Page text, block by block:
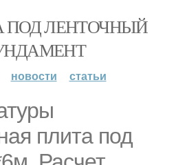
ПОД ЛЕНТОЧНЫЙ
новости статьи
плита под